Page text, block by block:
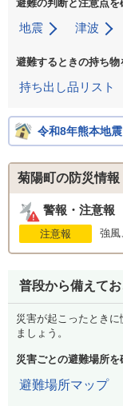
避難の判断と注意点を
地震 津波
避難するときの持ち物
持ち出し品リスト
令和8年熊本地
菊陽町の防災情報
警報・注意報
注意報
強風
普段から備えてお
災害が起こったとき
ましょう。
災害ごとの避難場所を
避難場所マップ